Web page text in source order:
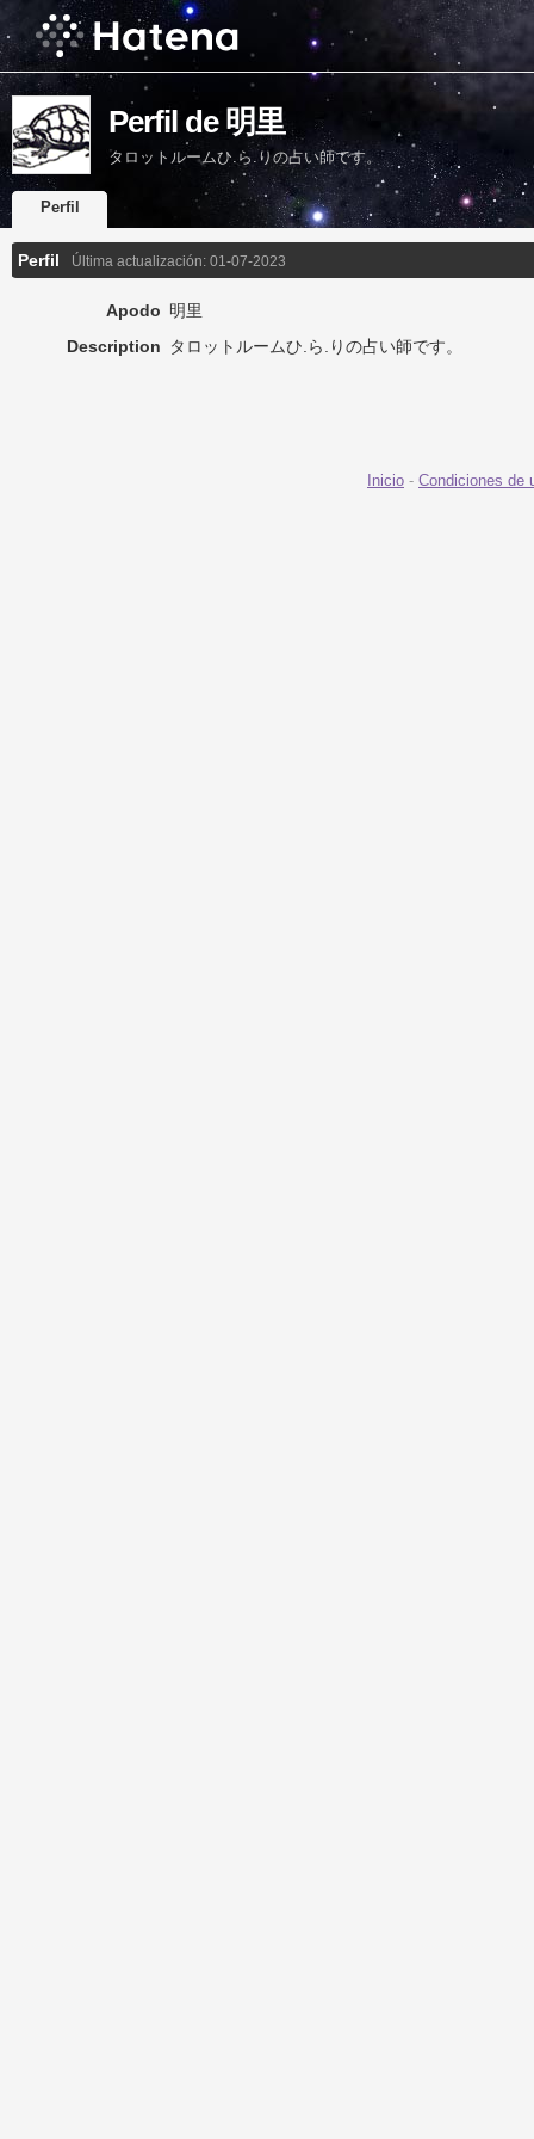
Perfil de 明里
タロットルームひ.ら.りの占い師です。
Perfil
Perfil Última actualización: 01-07-2023
Apodo 明里
Description
タロットルームひ.ら.りの占い師です。
Inicio - Condiciones de